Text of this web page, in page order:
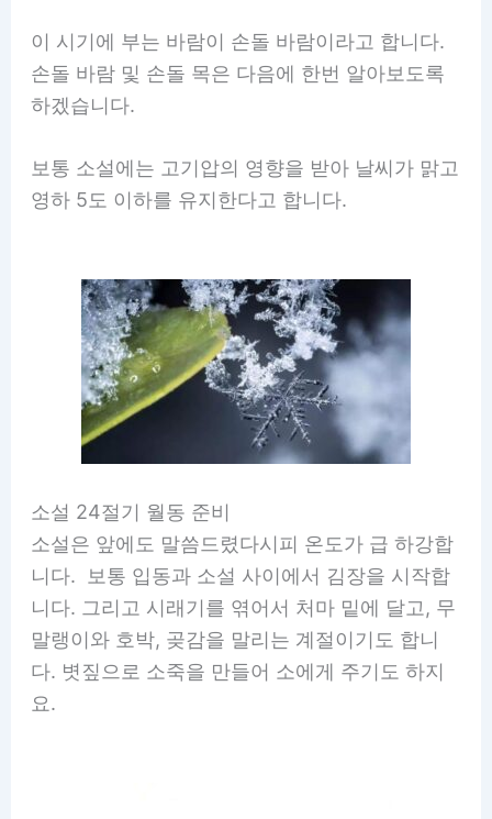
이 시기에 부는 바람이 손돌 바람이라고 합니다.
손돌 바람 및 손돌 목은 다음에 한번 알아보도록
하겠습니다.
보통 소설에는 고기압의 영향을 받아 날씨가 맑고
영하 5도 이하를 유지한다고 합니다.
소설 24절기 월동 준비
소설은 앞에도 말씀드렸다시피 온도가 급 하강합
니다. 보통 입동과 소설 사이에서 김장을 시작합
니다. 그리고 시래기를 엮어서 처마 밑에 달고, 무
말랭이와 호박, 곶감을 말리는 계절이기도 합니
다. 볏짚으로 소죽을 만들어 소에게 주기도 하지
요.